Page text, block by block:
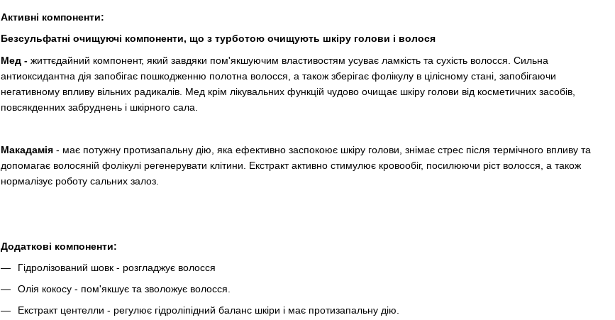
Активні компоненти:
Безсульфатні очищуючі компоненти, що з турботою очищують шкіру голови і волося
Мед - життєдайний компонент, який завдяки пом'якшуючим властивостям усуває ламкість та сухість волосся. Сильна
антиоксидантна дія запобігає пошкодженню полотна волосся, а також зберігає фолікулу в цілісному стані, запобігаючи
негативному впливу вільних радикалів. Мед крім лікувальних функцій чудово очищає шкіру голови від косметичних засобів,
повсякденних забруднень і шкірного сала.
Макадамія - має потужну протизапальну дію, яка ефективно заспокоює шкіру голови, знімає стрес після термічного впливу та
допомагає волосяній фолікулі регенерувати клітини. Екстракт активно стимулює кровообіг, посилюючи ріст волосся, а також
нормалізує роботу сальних залоз.
Додаткові компоненти:
Гідролізований шовк - розгладжує волосся
Олія кокосу - пом'якшує та зволожує волосся.
Екстракт центелли - регулює гідроліпідний баланс шкіри і має протизапальну дію.